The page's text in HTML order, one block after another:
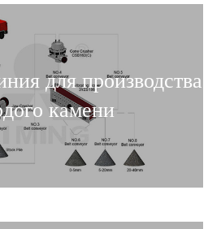
для производства
камени